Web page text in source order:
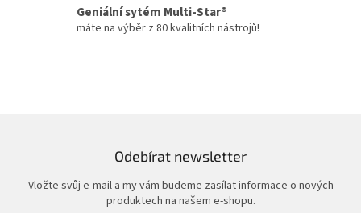
y
v
Geniální sytém Multi-Star®
máte na výběr z 80 kvalitních nástrojů!
Odebírat newsletter
Vložte svůj e-mail a my vám budeme zasílat informace o nových
produktech na našem e-shopu.